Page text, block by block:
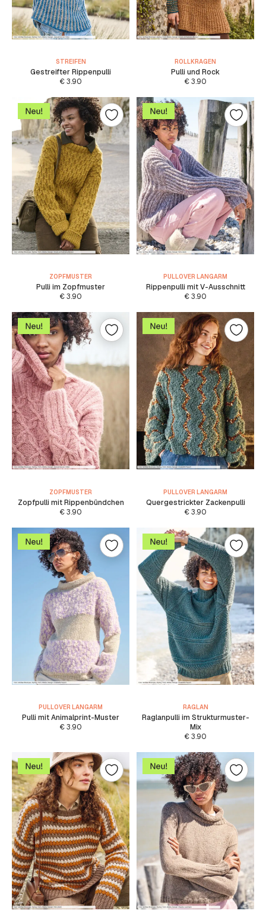
STREIFEN
Gestreifter Rippenpulli
€3.90
ROLLKRAGEN
Pulli und Rock
€3.90
ZOPFMUSTER
Pulli im Zopfmuster
€3.90
PULLOVER LANGARM
Rippenpulli mit V-Ausschnitt
€3.90
ZOPFMUSTER
Zopfpulli mit Rippenbündchen
€3.90
PULLOVER LANGARM
Quergestrickter Zackenpulli
€3.90
PULLOVER LANGARM
Pulli mit Animalprint-Muster
€3.90
RAGLAN
Raglanpulli im Strukturmuster-
Mix
€3.90